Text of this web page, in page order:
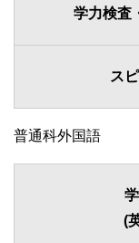
学力検査
ス
普通科外国語
(